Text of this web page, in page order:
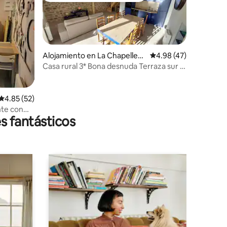
promedio: 4.85 de 5, 52 reseñas
4.85 (52)
con
Alojamiento en La Chapelle-
d'Aurec
Calificación
4.98 (47)
Casa rural 3* Bona desnuda Terraza sur y
fantásticos